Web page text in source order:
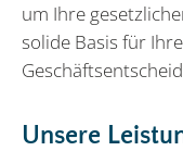
um Ihre
solide Basis für
Unsere